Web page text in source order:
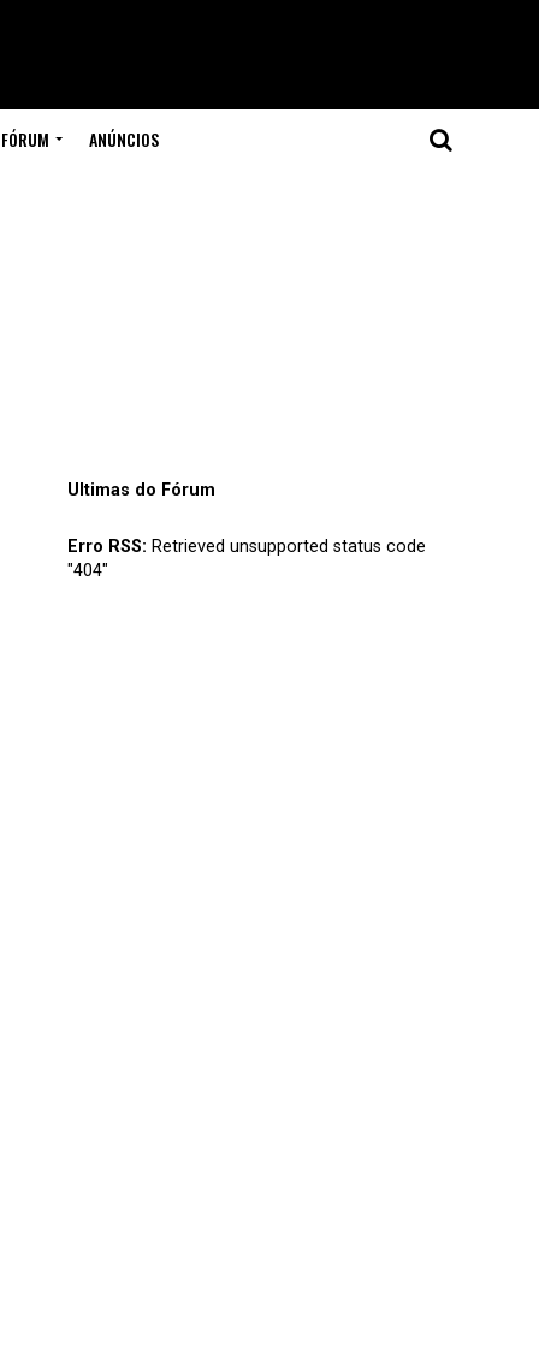
FÓRUM ANÚNCIOS
Ultimas do Fórum
Erro RSS: Retrieved unsupported status code
"404"